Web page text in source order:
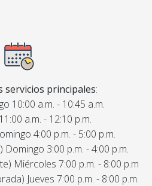
servicios principales:
10:00 a.m. - 10:45 a.m.
a.m. - 12:10 p.m.
4:00 p.m. - 5:00 p.m.
Domingo 3:00 p.m. - 4:00 p.m.
Miércoles 7:00 p.m. - 8:00 p.m
Jueves 7:00 p.m. - 8:00 p.m.